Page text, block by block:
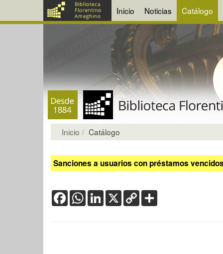
Inicio Noticias Catálogo
Inicio Catálogo
Sanciones a usuarios con préstamos
FacebookWhatsApp
LinkedIn
X Copy
Link